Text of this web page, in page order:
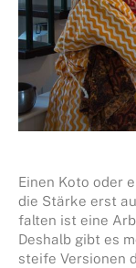
Einen Koto oder
die Stärke erst
falten ist eine
Deshalb gibt es
steife Versionen